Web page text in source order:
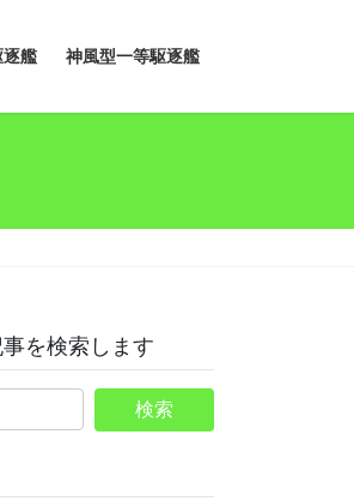
逐艦 神風型一等駆逐艦
を検索します